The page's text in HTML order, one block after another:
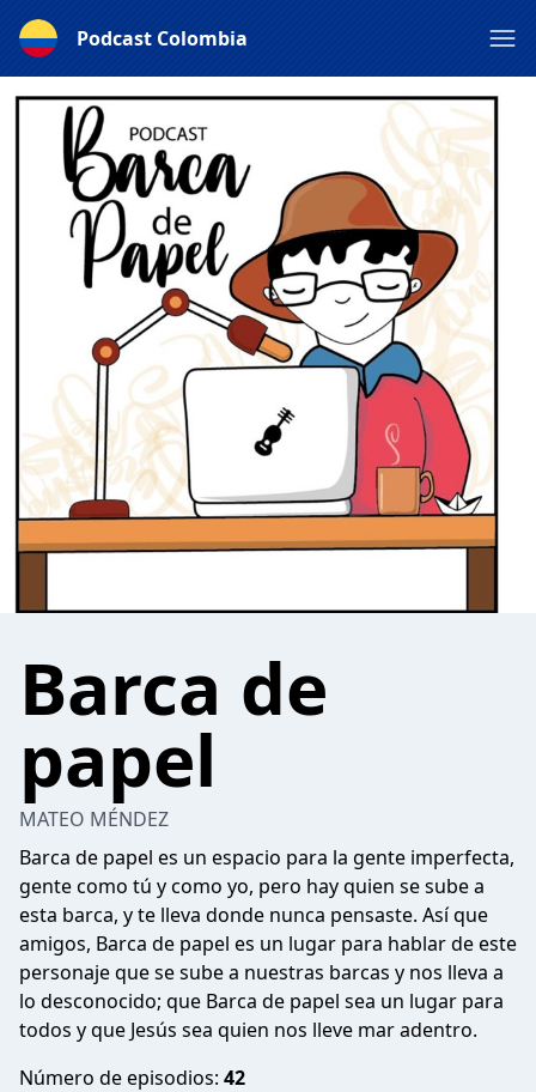
Podcast Colombia
Barca de
papel
MATEO MÉNDEZ
Barca de papel es un espacio para la gente imperfecta,
gente como tú y como yo, pero hay quien se sube a
esta barca, y te lleva donde nunca pensaste. Así que
amigos, Barca de papel es un lugar para hablar de este
personaje que se sube a nuestras barcas y nos lleva a
lo desconocido; que Barca de papel sea un lugar para
todos y que Jesús sea quien nos lleve mar adentro.
Número de episodios: 42